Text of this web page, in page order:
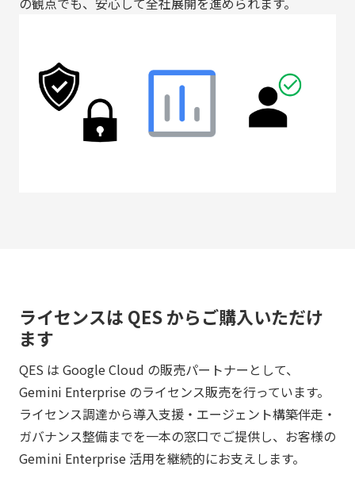
ライセンスは QES からご購入いただけ
ます
QES は Google Cloud の販売パートナーとして、
Gemini Enterprise のライセンス販売を行っています。
ライセンス調達から導入支援・エージェント構築伴走・
ガバナンス整備までを一本の窓口でご提供し、お客様の
Gemini Enterprise 活用を継続的にお支えします。